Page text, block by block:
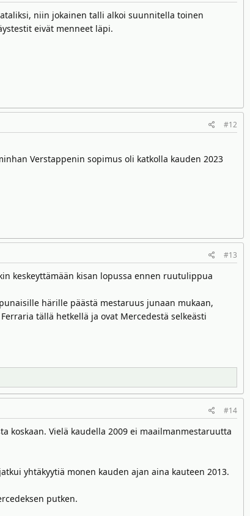
niin jokainen talli alkoi suunnitella toinen
eivät menneet läpi.
#12
Verstappenin sopimus oli katkolla kauden 2023
#13
keskeyttämään kisan lopussa ennen ruutulippua
härille päästä mestaruus junaan mukaan,
tällä hetkellä ja ovat Mercedestä selkeästi
#14
koskaan. Vielä kaudella 2009 ei maailmanmestaruutta
yhtäkyytiä monen kauden ajan aina kauteen 2013.
putken.